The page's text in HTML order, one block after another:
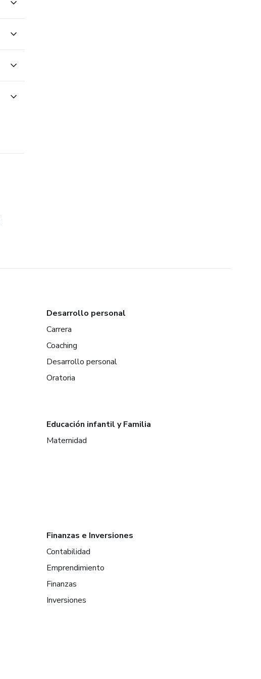
Desarrollo personal
Carrera
Coaching
Desarrollo personal
Oratoria
Educación infantil y Familia
Maternidad
Finanzas e Inversiones
Contabilidad
Emprendimiento
Finanzas
Inversiones